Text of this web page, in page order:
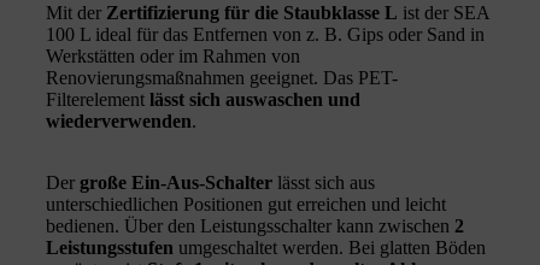
Mit der Zertifizierung für die Staubklasse L ist der SEA
100 L ideal für das Entfernen von z. B. Gips oder Sand in
Werkstätten oder im Rahmen von
Renovierungsmaßnahmen geeignet. Das PET-
Filterelement lässt sich auswaschen und
wiederverwenden.
Der große Ein-Aus-Schalter lässt sich aus
unterschiedlichen Positionen gut erreichen und leicht
bedienen. Über den Leistungsschalter kann zwischen 2
Leistungsstufen umgeschaltet werden. Bei glatten Böden